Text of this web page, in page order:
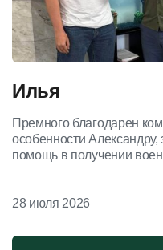
Илья
Премного благодарен
особенности Александру,
помощь в получении
28 июля 2026